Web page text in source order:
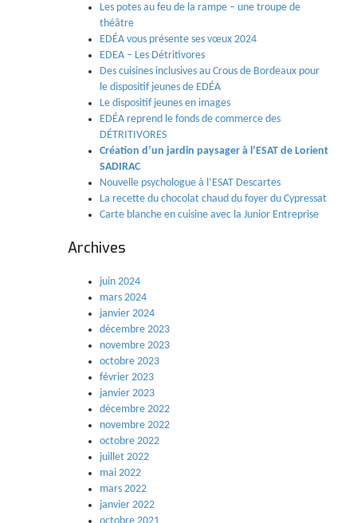
Les potes au feu de la rampe – une troupe de
théâtre
EDÉA vous présente ses vœux 2024
EDEA – Les Détritivores
Des cuisines inclusives au Crous de Bordeaux pour
le dispositif jeunes de EDÉA
Le dispositif jeunes en images
EDÉA reprend le fonds de commerce des
DÉTRITIVORES
Création d’un jardin paysager à l’ESAT de Lorient
SADIRAC
Nouvelle psychologue à l’ESAT Descartes
La recette du chocolat chaud du foyer du Cypressat
Carte blanche en cuisine avec la Junior Entreprise
Archives
juin 2024
mars 2024
janvier 2024
décembre 2023
novembre 2023
octobre 2023
février 2023
janvier 2023
décembre 2022
novembre 2022
octobre 2022
juillet 2022
mai 2022
mars 2022
janvier 2022